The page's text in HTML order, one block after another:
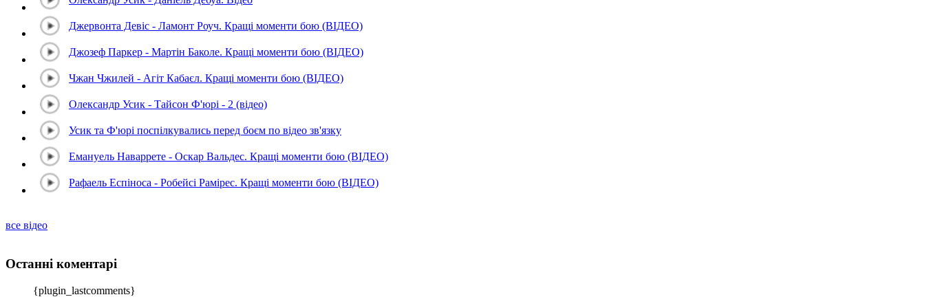
Джервонта Девіс - Ламонт Роуч. Кращі моменти бою (ВІДЕО)
Джозеф Паркер - Мартін Баколе. Кращі моменти бою (ВІДЕО)
Чжан Чжилей - Агіт Кабаєл. Кращі моменти бою (ВІДЕО)
Олександр Усик - Тайсон Ф'юрі - 2 (відео)
Усик та Ф'юрі поспілкувались перед боєм по відео зв'язку
Емануель Наваррете - Оскар Вальдес. Кращі моменти бою (ВІДЕО)
Рафаель Еспіноса - Робейсі Рамірес. Кращі моменти бою (ВІДЕО)
все відео
Останні коментарі
{plugin_lastcomments}